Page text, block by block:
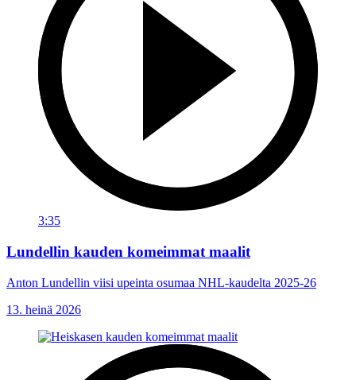
3:35
Lundellin kauden komeimmat maalit
Anton Lundellin viisi upeinta osumaa NHL-kaudelta 2025-26
13. heinä 2026